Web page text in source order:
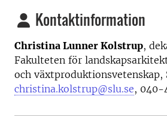
Kontaktinformation
Christina Lunner Kolstrup,
Fakulteten för
och växtproduktionsvetenskap,
christina.kolstrup@slu.se, 040-